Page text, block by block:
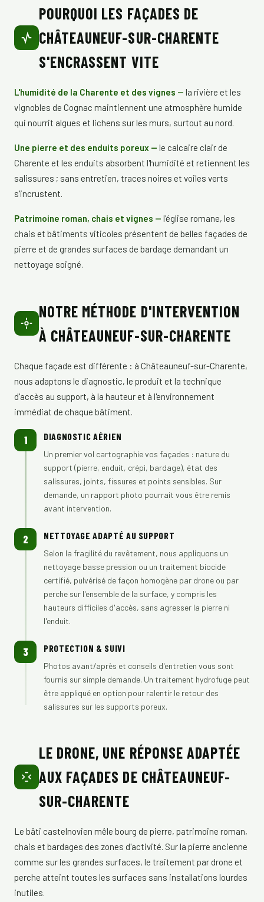
POURQUOI LES FAÇADES DE
CHÂTEAUNEUF-SUR-CHARENTE
S'ENCRASSENT VITE
L'humidité de la Charente et des vignes — la rivière et les
vignobles de Cognac maintiennent une atmosphère humide
qui nourrit algues et lichens sur les murs, surtout au nord.
Une pierre et des enduits poreux — le calcaire clair de
Charente et les enduits absorbent l'humidité et retiennent les
salissures ; sans entretien, traces noires et voiles verts
s'incrustent.
Patrimoine roman, chais et vignes — l'église romane, les
chais et bâtiments viticoles présentent de belles façades de
pierre et de grandes surfaces de bardage demandant un
nettoyage soigné.
NOTRE MÉTHODE D'INTERVENTION
À CHÂTEAUNEUF-SUR-CHARENTE
Chaque façade est différente : à Châteauneuf-sur-Charente,
nous adaptons le diagnostic, le produit et la technique
d'accès au support, à la hauteur et à l'environnement
immédiat de chaque bâtiment.
1 DIAGNOSTIC AÉRIEN
Un premier vol cartographie vos façades : nature du
support (pierre, enduit, crépi, bardage), état des
salissures, joints, fissures et points sensibles. Sur
demande, un rapport photo pourrait vous être remis
avant intervention.
2 NETTOYAGE ADAPTÉ AU SUPPORT
Selon la fragilité du revêtement, nous appliquons un
nettoyage basse pression ou un traitement biocide
certifié, pulvérisé de façon homogène par drone ou par
perche sur l'ensemble de la surface, y compris les
hauteurs difficiles d'accès, sans agresser la pierre ni
l'enduit.
3 PROTECTION & SUIVI
Photos avant/après et conseils d'entretien vous sont
fournis sur simple demande. Un traitement hydrofuge peut
être appliqué en option pour ralentir le retour des
salissures sur les supports poreux.
LE DRONE, UNE RÉPONSE ADAPTÉE
AUX FAÇADES DE CHÂTEAUNEUF-
SUR-CHARENTE
Le bâti castelnovien mêle bourg de pierre, patrimoine roman,
chais et bardages des zones d'activité. Sur la pierre ancienne
comme sur les grandes surfaces, le traitement par drone et
perche atteint toutes les surfaces sans installations lourdes
inutiles.